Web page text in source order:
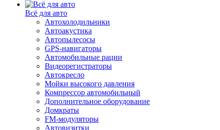
Всё для авто
Автохолодильники
Автоакустика
Автопылесосы
GPS-навигаторы
Автомобильные рации
Видеорегистраторы
Автокресло
Мойки высокого давления
Компрессор автомобильный
Дополнительное оборудование
Домкраты
FM-модуляторы
Автовизитки